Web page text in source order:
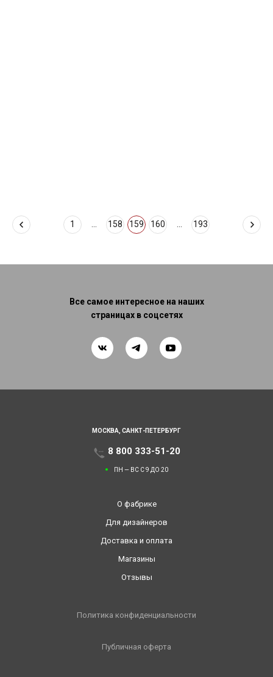
1 ... 158 159 160 ... 193
Все самое интересное на наших
страницах в соцсетях
МОСКВА, САНКТ-ПЕТЕРБУРГ
8 800 333-51-20
ПН — ВС С 9 ДО 20
О фабрике
Для дизайнеров
Доставка и оплата
Магазины
Отзывы
Политика конфиденциальности
Публичная оферта